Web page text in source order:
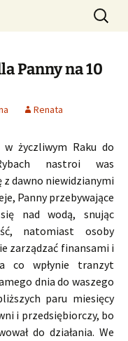
i
astrologiczne
Szukaj:
Panny na 10
Renata
w życzliwym Raku do
nastroi was
dawno niewidzianymi
Panny przebywające
nad wodą, snując
natomiast osoby
zarządzać finansami i
co wpłynie tranzyt
dnia do waszego
paru miesięcy
i przedsiębiorczy, bo
do działania. We